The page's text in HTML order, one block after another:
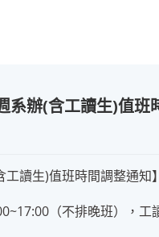
系辦(含工讀生)值班
讀生)值班時間調整通知】
（不排晚班），